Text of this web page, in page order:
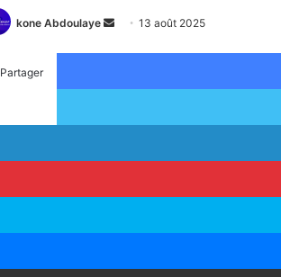
kone Abdoulaye
o
n
13 août 2025
Partager